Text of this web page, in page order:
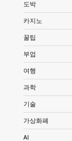
도박
카지노
꿀팁
부업
여행
과학
기술
가상화폐
AI